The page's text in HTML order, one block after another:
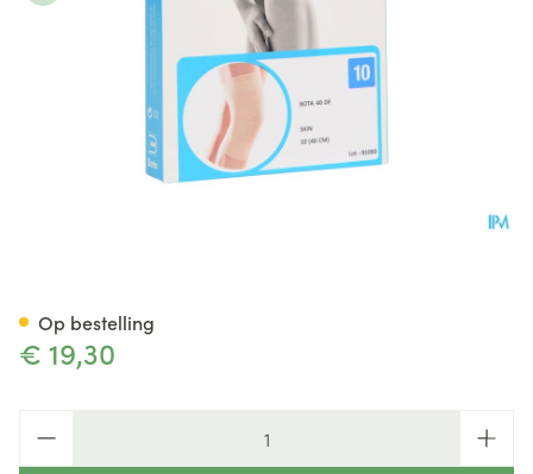
€ 19,30
Op bestelling